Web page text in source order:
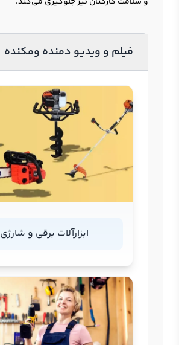
فیلم و ویدیو دمنده ومکنده
ابزارآلات برقی و شارژی